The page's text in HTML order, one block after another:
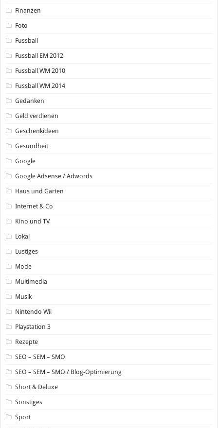
Finanzen
Foto
Fussball
Fussball EM 2012
Fussball WM 2010
Fussball WM 2014
Gedanken
Geld verdienen
Geschenkideen
Gesundheit
Google
Google Adsense / Adwords
Haus und Garten
Internet & Co
Kino und TV
Lokal
Lustiges
Mode
Multimedia
Musik
Nintendo Wii
Playstation 3
Rezepte
SEO – SEM – SMO
SEO – SEM – SMO / Blog-Optimierung
Short & Deluxe
Sonstiges
Sport